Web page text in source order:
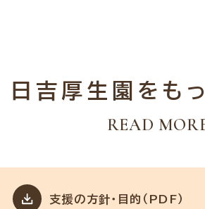
日吉厚生園をも
READ
支援の方針・目的（PDF）